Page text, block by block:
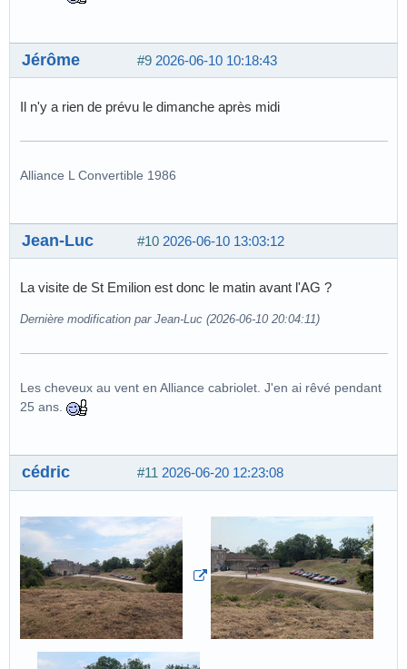
#9 2026-06-10 10:18:43
Jérôme
Il n'y a rien de prévu le dimanche après midi
Alliance L Convertible 1986
#10 2026-06-10 13:03:12
Jean-Luc
La visite de St Emilion est donc le matin avant l'AG ?
Dernière modification par Jean-Luc (2026-06-10 20:04:11)
Les cheveux au vent en Alliance cabriolet. J'en ai rêvé pendant
25 ans.
#11 2026-06-20 12:23:08
cédric